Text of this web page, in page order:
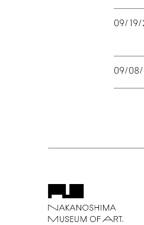
09/19/
09/